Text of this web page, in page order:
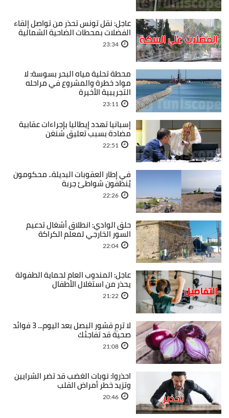
عاجل: نقل تونس تحذر من تواصل إلقاء
الفضلات بمحطات الضاحية الشمالية
23:34
محطة تحلية مياه البحر بسوسة: لا
مواد خطرة والمشروع في مراحله
التجريبية الأخيرة
23:11
إسبانيا تهدد إيطاليا بإجراءات عقابية
مضادة بسبب تعليق شنغن
22:51
في إطار العقوبات البديلة.. محكومون
يُنظفون شواطئ جربة
22:26
حلق الوادي: انطلاق أشغال تدعيم
السور الخارجي لمعلم الكراكة
22:04
عاجل: المندوب العام لحماية الطفولة
يحذر من استغلال الأطفال
21:22
لا ترمِ قشور البصل بعد اليوم... 3 فوائد
صحية قد تفاجئك
21:08
احذروا: نوبات الغضب قد تضر الشرايين
وتزيد خطر أمراض القلب
20:46